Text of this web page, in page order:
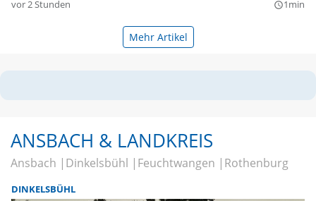
vor 2 Stunden query_builder1min
Mehr Artikel
ANSBACH & LANDKREIS
Ansbach Dinkelsbühl Feuchtwangen Rothenburg
DINKELSBÜHL